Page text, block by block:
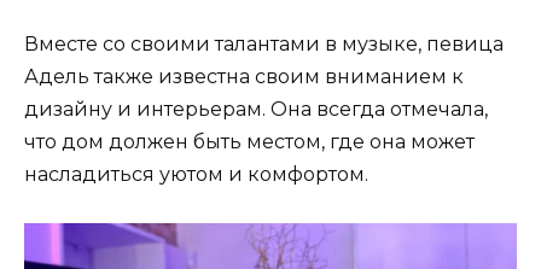
Вместе со своими талантами в музыке, певица
Адель также известна своим вниманием к
дизайну и интерьерам. Она всегда отмечала,
что дом должен быть местом, где она может
насладиться уютом и комфортом.